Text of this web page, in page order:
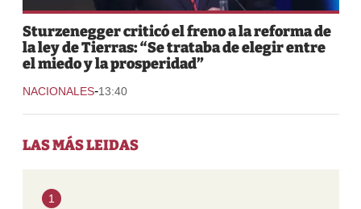
Sturzenegger criticó el freno a la reforma de
la ley de Tierras: “Se trataba de elegir entre
el miedo y la prosperidad”
NACIONALES-13:40
LAS MÁS LEIDAS
1